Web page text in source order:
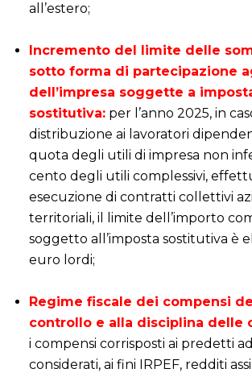
all’estero;
Incremento del limite delle
sotto forma di partecipazione
dell’impresa soggette a
sostitutiva:per l’anno 2025, in
distribuzione ai lavoratori
quota degli utili di impresa non
cento degli utili complessivi,
esecuzione di contratti collettivi
territoriali, il limite dell’importo
soggetto all’imposta sostitutiva è
euro lordi;
Regime fiscale dei compensi
controllo e alla disciplina delle
i compensi corrisposti ai predetti
considerati, ai fini IRPEF, redditi